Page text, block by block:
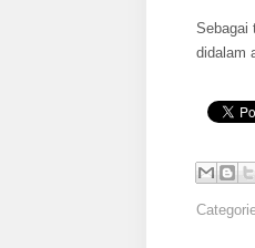
Sebagai
didalam